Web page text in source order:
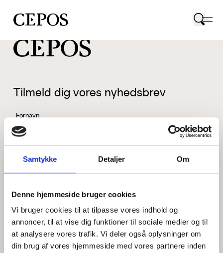
Samtykke Detaljer Om
Denne hjemmeside bruger cookies
Vi bruger cookies til at tilpasse vores indhold og
annoncer, til at vise dig funktioner til sociale medier og til
at analysere vores trafik. Vi deler også oplysninger om
din brug af vores hjemmeside med vores partnere inden
CEPOS logo
Tilmeld dig vores nyhedsbrev
Fornavn
Efternavn